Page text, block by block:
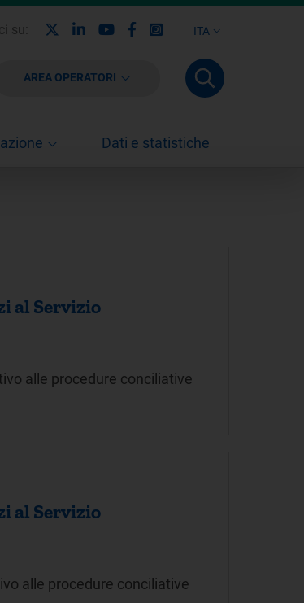
ITA
su: LinkedinYoutubeFacebook
Instagram
AREA OPERATORI
Dati e statistiche
al Servizio
alle procedure conciliative
al Servizio
alle procedure conciliative